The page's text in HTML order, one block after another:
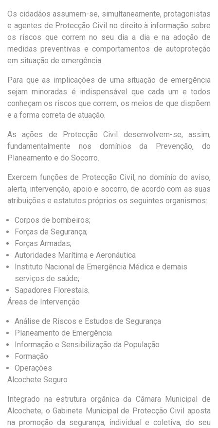
Os cidadãos assumem-se, simultaneamente, protagonistas
e agentes de Protecção Civil no direito à informação sobre
os riscos que correm no seu dia a dia e na adoção de
medidas preventivas e comportamentos de autoproteção
em situação de emergência.
Para que as implicações de uma situação de emergência
sejam minoradas é indispensável que cada um e todos
conheçam os riscos que correm, os meios de que dispõem
e a forma correta de atuação.
As ações de Protecção Civil desenvolvem-se, assim,
fundamentalmente nos domínios da Prevenção, do
Planeamento e do Socorro.
Exercem funções de Protecção Civil, no domínio do aviso,
alerta, intervenção, apoio e socorro, de acordo com as suas
atribuições e estatutos próprios os seguintes organismos:
Corpos de bombeiros;
Forças de Segurança;
Forças Armadas;
Autoridades Marítima e Aeronáutica
Instituto Nacional de Emergência Médica e demais
serviços de saúde;
Sapadores Florestais.
Áreas de Intervenção
Análise de Riscos e Estudos de Segurança
Planeamento de Emergência
Informação e Sensibilização da População
Formação
Operações
Alcochete Seguro
Integrado na estrutura orgânica da Câmara Municipal de
Alcochete, o Gabinete Municipal de Protecção Civil aposta
na promoção da segurança, individual e coletiva, do seu